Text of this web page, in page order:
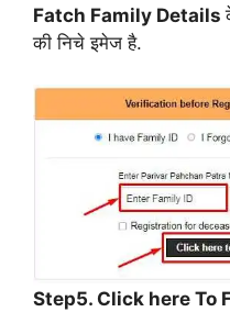
Fatch Family Details
की निचे इमेज है.
Step5. Click here To